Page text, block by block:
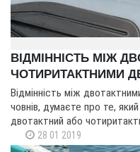
ВІДМІННІСТЬ МІЖ
ЧОТИРИТАКТНИМИ
Відмінність між
човнів, думаєте про те,
двотактний або
28 01 2019